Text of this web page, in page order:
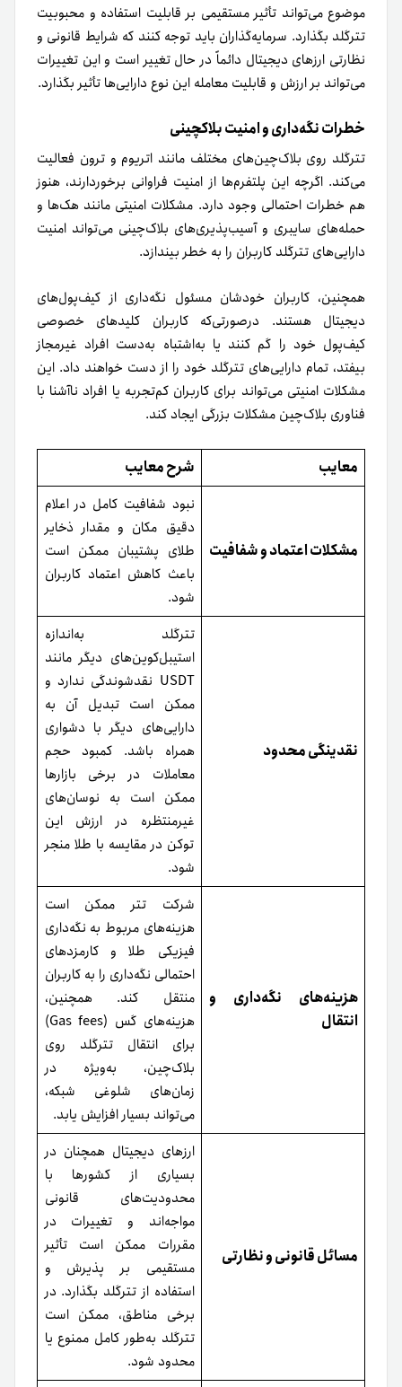
موضوع می‌تواند تأثیر مستقیمی بر قابلیت استفاده و محبوبیت
تترگلد بگذارد. سرمایه‌گذاران باید توجه کنند که شرایط قانونی و
نظارتی ارزهای دیجیتال دائماً در حال تغییر است و این تغییرات
می‌تواند بر ارزش و قابلیت معامله این نوع دارایی‌ها تأثیر بگذارد.
خطرات نگه‌داری و امنیت بلاکچینی
تترگلد روی بلاک‌چین‌های مختلف مانند اتریوم و ترون فعالیت
می‌کند. اگرچه این پلتفرم‌ها از امنیت فراوانی برخوردارند، هنوز
هم خطرات احتمالی وجود دارد. مشکلات امنیتی مانند هک‌ها و
حمله‌های سایبری و آسیب‌پذیری‌های بلاک‌چینی می‌تواند امنیت
دارایی‌های تترگلد کاربران را به خطر بیندازد.
همچنین، کاربران خودشان مسئول نگه‌داری از کیف‌پول‌های
دیجیتال هستند. در‌صورتی‌که کاربران کلیدهای خصوصی
کیف‌پول خود را گم کنند یا به‌اشتباه به‌دست افراد غیرمجاز
بیفتد، تمام دارایی‌های تترگلد خود را از دست خواهند داد. این
مشکلات امنیتی می‌تواند برای کاربران کم‌تجربه یا افراد ناآشنا با
فناوری‌ بلاک‌چین مشکلات بزرگی ایجاد کند.
معایب شرح معایب
مشکلات اعتماد و شفافیت
نبود شفافیت کامل در اعلام
دقیق مکان و مقدار ذخایر
طلای پشتیبان ممکن است
باعث کاهش اعتماد کاربران
شود.
نقدینگی محدود
تترگلد به‌اندازه
استیبل‌کوین‌های دیگر مانند
USDT نقدشوندگی ندارد و
ممکن است تبدیل آن به
دارایی‌های دیگر با دشواری
همراه باشد. کمبود حجم
معاملات در برخی بازارها
ممکن است به نوسان‌های
غیرمنتظره در ارزش این
توکن در مقایسه با طلا منجر
شود.
هزینه‌های نگه‌داری و
انتقال
شرکت تتر ممکن است
هزینه‌های مربوط به نگه‌داری
فیزیکی طلا و کارمزدهای
احتمالی نگه‌داری را به کاربران
منتقل کند. همچنین،
هزینه‌های گس (Gas fees)
برای انتقال تترگلد روی
بلاک‌چین، به‌ویژه در
زمان‌های شلوغی شبکه،
می‌تواند بسیار افزایش یابد.
مسائل قانونی و نظارتی
ارزهای دیجیتال همچنان در
بسیاری از کشورها با
محدودیت‌های قانونی
مواجه‌اند و تغییرات در
مقررات ممکن است تأثیر
مستقیمی بر پذیرش و
استفاده از تترگلد بگذارد. در
برخی مناطق، ممکن است
تترگلد به‌طور کامل ممنوع یا
محدود شود.